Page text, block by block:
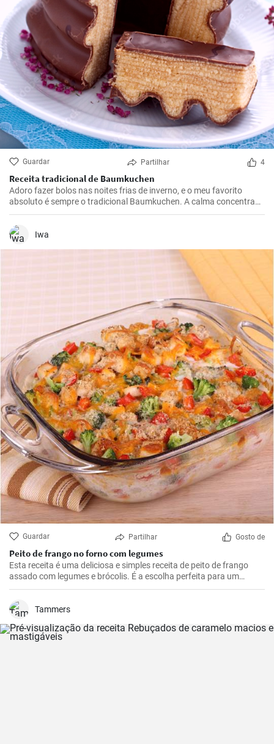
Guardar Partilhar 4
Receita tradicional de Baumkuchen
Adoro fazer bolos nas noites frias de inverno, e o meu favorito
absoluto é sempre o tradicional Baumkuchen. A calma concentrada
que advém da disposição do bolo em camadas e a adição quase
meditativa de cada camada individual fazem do Baumkuchen um
verdadeiro deleite para todos os sentidos - especialmente quando o
Iwa
Guardar Partilhar Gosto de
Peito de frango no forno com legumes
Esta receita é uma deliciosa e simples receita de peito de frango
assado com legumes e brócolis. É a escolha perfeita para um
almoço ou jantar durante a semana.
Tammers